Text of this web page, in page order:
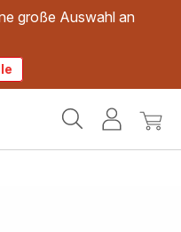
große Auswahl an
Mein
Mein